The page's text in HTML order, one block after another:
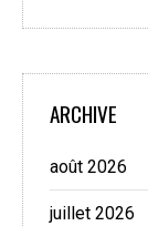
ARCHIVE
août 2026
juillet 2026